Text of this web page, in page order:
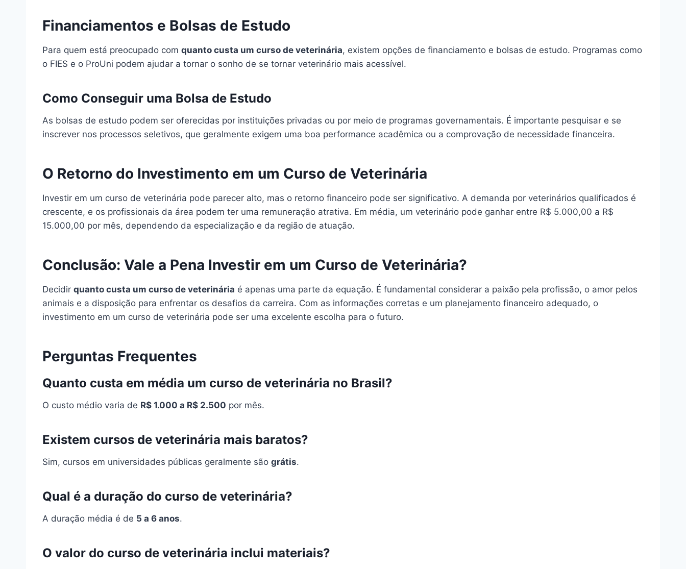
Financiamentos e Bolsas de Estudo
Para quem está preocupado com quanto custa um curso de veterinária, existem opções de financiamento e bolsas de estudo. Programas como
o FIES e o ProUni podem ajudar a tornar o sonho de se tornar veterinário mais acessível.
Como Conseguir uma Bolsa de Estudo
As bolsas de estudo podem ser oferecidas por instituições privadas ou por meio de programas governamentais. É importante pesquisar e se
inscrever nos processos seletivos, que geralmente exigem uma boa performance acadêmica ou a comprovação de necessidade financeira.
O Retorno do Investimento em um Curso de Veterinária
Investir em um curso de veterinária pode parecer alto, mas o retorno financeiro pode ser significativo. A demanda por veterinários qualificados é
crescente, e os profissionais da área podem ter uma remuneração atrativa. Em média, um veterinário pode ganhar entre R$ 5.000,00 a R$
15.000,00 por mês, dependendo da especialização e da região de atuação.
Conclusão: Vale a Pena Investir em um Curso de Veterinária?
Decidir quanto custa um curso de veterinária é apenas uma parte da equação. É fundamental considerar a paixão pela profissão, o amor pelos
animais e a disposição para enfrentar os desafios da carreira. Com as informações corretas e um planejamento financeiro adequado, o
investimento em um curso de veterinária pode ser uma excelente escolha para o futuro.
Perguntas Frequentes
Quanto custa em média um curso de veterinária no Brasil?
O custo médio varia de R$ 1.000 a R$ 2.500 por mês.
Existem cursos de veterinária mais baratos?
Sim, cursos em universidades públicas geralmente são grátis.
Qual é a duração do curso de veterinária?
A duração média é de 5 a 6 anos.
O valor do curso de veterinária inclui materiais?